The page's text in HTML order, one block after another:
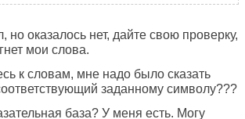
но оказалось нет, дайте свою проверку,
мои слова.
к словам, мне надо было сказать
заданному символу???
база? У меня есть. Могу